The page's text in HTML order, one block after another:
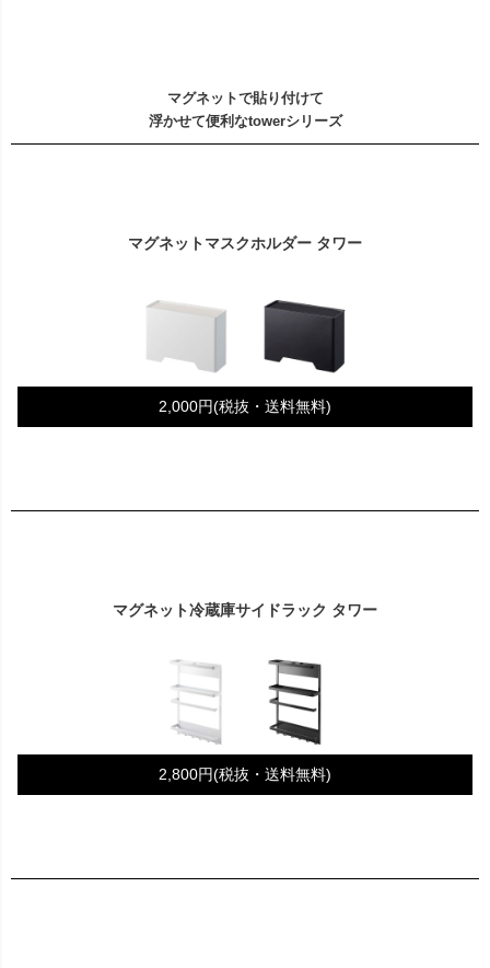
マグネットで貼り付けて
浮かせて便利なtowerシリーズ
マグネットマスクホルダー タワー
2,000円(税抜・送料無料)
マグネット冷蔵庫サイドラック タワー
2,800円(税抜・送料無料)